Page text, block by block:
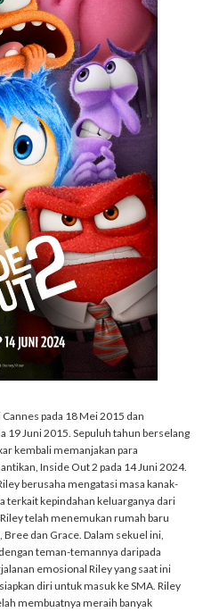
pada 18 Mei 2015 dan
19 Juni 2015. Sepuluh tahun berselang
kembali memanjakan para
Inside Out 2 pada 14 Juni 2024.
berusaha mengatasi masa kanak-
terkait kepindahan keluarganya dari
telah menemukan rumah baru
Bree dan Grace. Dalam sekuel ini,
teman-temannya daripada
emosional Riley yang saat ini
diri untuk masuk ke SMA. Riley
membuatnya meraih banyak